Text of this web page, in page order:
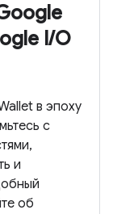
I/O
в эпоху
с
и
об